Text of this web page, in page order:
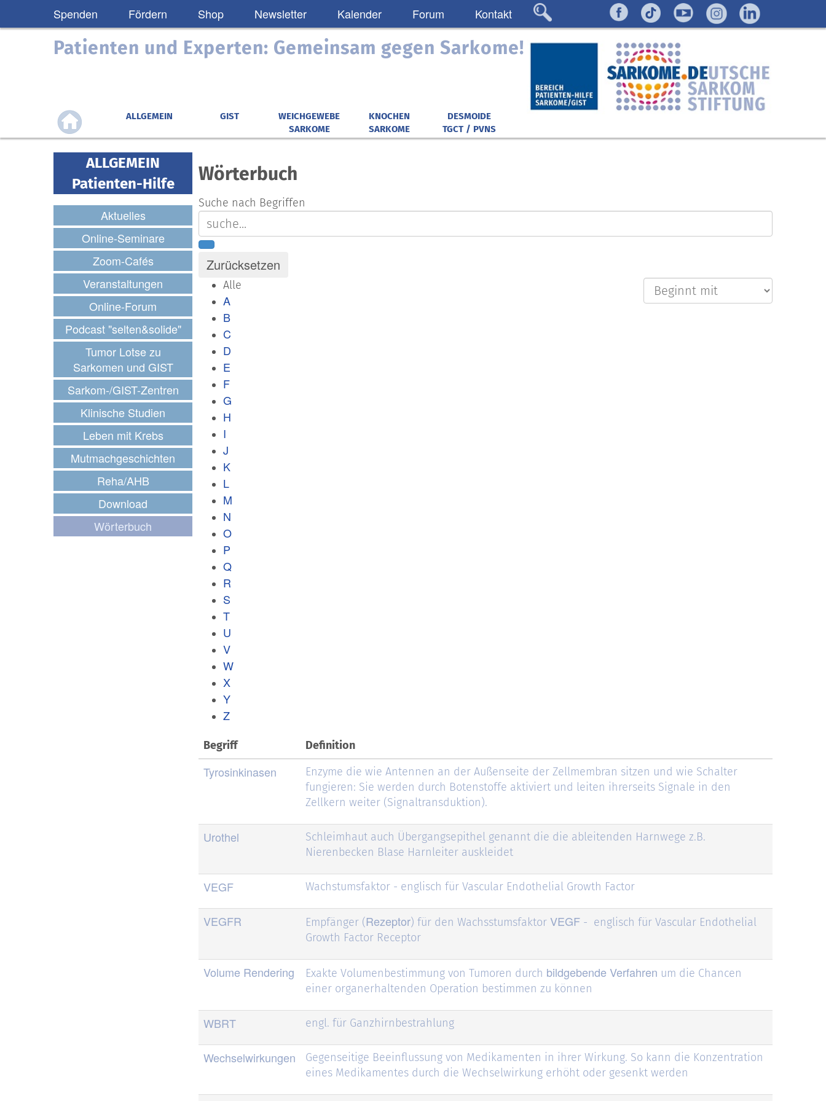
Spenden Fördern Shop Newsletter Kalender Forum Kontakt
Patienten und Experten: Gemeinsam gegen Sarkome!
ALLGEMEIN GIST
WEICHGEWEBE
SARKOME
KNOCHEN
SARKOME
DESMOIDE
TGCT / PVNS
ALLGEMEIN
Patienten-Hilfe
Aktuelles
Online-Seminare
Zoom-Cafés
Veranstaltungen
Online-Forum
Podcast "selten&solide"
Tumor Lotse zu
Sarkomen und GIST
Sarkom-/GIST-Zentren
Klinische Studien
Leben mit Krebs
Mutmachgeschichten
Reha/AHB
Download
Wörterbuch
Wörterbuch
Suche nach Begriffen
Alle
A
B
C
D
E
F
G
H
I
J
K
L
M
N
O
P
Q
R
S
T
U
V
W
X
Y
Z
Begriff Definition
Tyrosinkinasen
Enzyme die wie Antennen an der Außenseite der Zellmembran sitzen und wie Schalter
fungieren: Sie werden durch Botenstoffe aktiviert und leiten ihrerseits Signale in den
Zellkern weiter (Signaltransduktion).
Urothel
Schleimhaut auch Übergangsepithel genannt die die ableitenden Harnwege z.B.
Nierenbecken Blase Harnleiter auskleidet
VEGF Wachstumsfaktor - englisch für Vascular Endothelial Growth Factor
VEGFR Empfänger (Rezeptor) für den Wachsstumsfaktor VEGF - englisch für Vascular Endothelial
Growth Factor Receptor
Volume Rendering Exakte Volumenbestimmung von Tumoren durch bildgebende Verfahren um die Chancen
einer organerhaltenden Operation bestimmen zu können
WBRT engl. für Ganzhirnbestrahlung
Wechselwirkungen
Gegenseitige Beeinflussung von Medikamenten in ihrer Wirkung. So kann die Konzentration
eines Medikamentes durch die Wechselwirkung erhöht oder gesenkt werden